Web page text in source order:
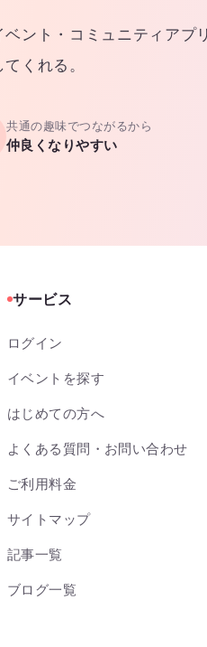
ント・コミュニティアプリ
くれる。
共通の趣味でつながるから
仲良くなりやすい
サービス
ログイン
イベントを探す
はじめての方へ
よくある質問・お問い合わせ
ご利用料金
サイトマップ
記事一覧
ブログ一覧